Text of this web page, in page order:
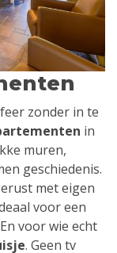
zonder in te
in
muren,
geschiedenis.
met eigen
voor een
voor wie echt
. Geen tv